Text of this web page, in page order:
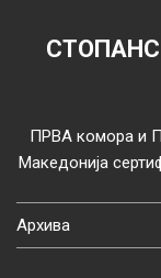
ПРВА комора и
Македонија
Архива